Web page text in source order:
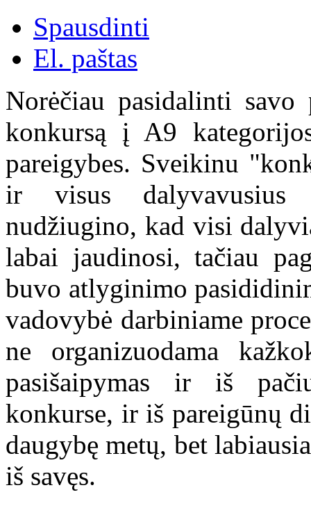
Spausdinti
El. paštas
Norėčiau pasidalinti savo
konkursą į A9
pareigybes. Sveikinu
ir visus dalyvavusius
nudžiugino, kad visi
labai jaudinosi, tačiau
buvo atlyginimo
vadovybė darbiniame
ne organizuodama
pasišaipymas ir iš
konkurse, ir iš pareigūnų
daugybę metų, bet
iš savęs.